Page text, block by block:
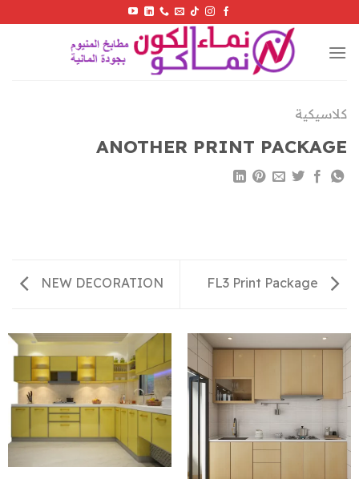
content
كلاسيكية
ANOTHER PRINT PACKAGE
NEW DECORATION